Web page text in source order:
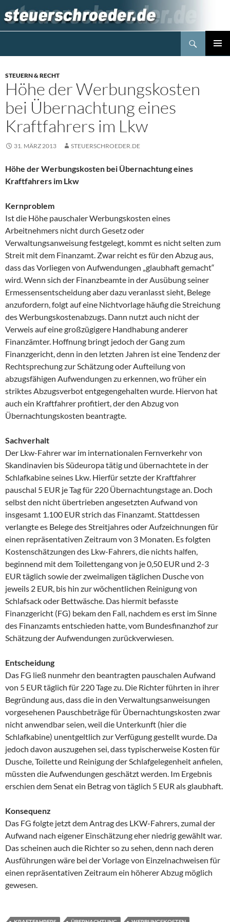
Inhalt
springen
STEUERN & RECHT
Höhe der Werbungskosten
bei Übernachtung eines
Kraftfahrers im Lkw
31. MÄRZ 2013 STEUERSCHROEDER.DE
Höhe der Werbungskosten bei Übernachtung eines
Kraftfahrers im Lkw
Kernproblem
Ist die Höhe pauschaler Werbungskosten eines
Arbeitnehmers nicht durch Gesetz oder
Verwaltungsanweisung festgelegt, kommt es nicht selten zum
Streit mit dem Finanzamt. Zwar reicht es für den Abzug aus,
dass das Vorliegen von Aufwendungen „glaubhaft gemacht“
wird. Wenn sich der Finanzbeamte in der Ausübung seiner
Ermessensentscheidung aber dazu veranlasst sieht, Belege
anzufordern, folgt auf eine Nichtvorlage häufig die Streichung
des Werbungskostenabzugs. Dann nutzt auch nicht der
Verweis auf eine großzügigere Handhabung anderer
Finanzämter. Hoffnung bringt jedoch der Gang zum
Finanzgericht, denn in den letzten Jahren ist eine Tendenz der
Rechtsprechung zur Schätzung oder Aufteilung von
abzugsfähigen Aufwendungen zu erkennen, wo früher ein
striktes Abzugsverbot entgegengehalten wurde. Hiervon hat
auch ein Kraftfahrer profitiert, der den Abzug von
Übernachtungskosten beantragte.
Sachverhalt
Der Lkw-Fahrer war im internationalen Fernverkehr von
Skandinavien bis Südeuropa tätig und übernachtete in der
Schlafkabine seines Lkw. Hierfür setzte der Kraftfahrer
pauschal 5 EUR je Tag für 220 Übernachtungstage an. Doch
selbst den nicht übertrieben angesetzten Aufwand von
insgesamt 1.100 EUR strich das Finanzamt. Stattdessen
verlangte es Belege des Streitjahres oder Aufzeichnungen für
einen repräsentativen Zeitraum von 3 Monaten. Es folgten
Kostenschätzungen des Lkw-Fahrers, die nichts halfen,
beginnend mit dem Toilettengang von je 0,50 EUR und 2-3
EUR täglich sowie der zweimaligen täglichen Dusche von
jeweils 2 EUR, bis hin zur wöchentlichen Reinigung von
Schlafsack oder Bettwäsche. Das hiermit befasste
Finanzgericht (FG) bekam den Fall, nachdem es erst im Sinne
des Finanzamts entschieden hatte, vom Bundesfinanzhof zur
Schätzung der Aufwendungen zurückverwiesen.
Entscheidung
Das FG ließ nunmehr den beantragten pauschalen Aufwand
von 5 EUR täglich für 220 Tage zu. Die Richter führten in ihrer
Begründung aus, dass die in den Verwaltungsanweisungen
vorgesehenen Pauschbeträge für Übernachtungskosten zwar
nicht anwendbar seien, weil die Unterkunft (hier die
Schlafkabine) unentgeltlich zur Verfügung gestellt wurde. Da
jedoch davon auszugehen sei, dass typischerweise Kosten für
Dusche, Toilette und Reinigung der Schlafgelegenheit anfielen,
müssten die Aufwendungen geschätzt werden. Im Ergebnis
erschien dem Senat ein Betrag von täglich 5 EUR als glaubhaft.
Konsequenz
Das FG folgte jetzt dem Antrag des LKW-Fahrers, zumal der
Aufwand nach eigener Einschätzung eher niedrig gewählt war.
Das scheinen auch die Richter so zu sehen, denn nach deren
Ausführungen wäre bei der Vorlage von Einzelnachweisen für
einen repräsentativen Zeitraum ein höherer Abzug möglich
gewesen.